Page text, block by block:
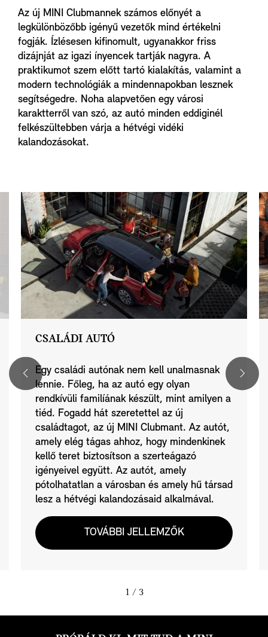
Az új MINI Clubmannek számos előnyét a
legkülönbözőbb igényű vezetők mind értékelni
fogják. Ízlésesen kifinomult, ugyanakkor friss
dizájnját az igazi ínyencek tartják nagyra. A
praktikumot szem előtt tartó kialakítás, valamint a
modern technológiák a mindennapokban lesznek
segítségedre. Noha alapvetően egy városi
karaktterről van szó, az autó minden eddiginél
felkészültebben várja a hétvégi vidéki
kalandozásokat.
CSALÁDI AUTÓ
Egy családi autónak nem kell unalmasnak
lennie. Főleg, ha az autó egy olyan
rendkívüli familíának készült, mint amilyen a
tiéd. Fogadd hát szeretettel az új
családtagot, az új MINI Clubmant. Az autót,
amely elég tágas ahhoz, hogy mindenkinek
kellő teret biztosítson a szerteágazó
igényeivel együtt. Az autót, amely
pótolhatatlan a városban és amely hű társad
lesz a hétvégi kalandozásaid alkalmával.
TOVÁBBI JELLEMZŐK
1 / 3